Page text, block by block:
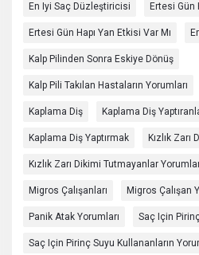
En Iyi Saç Düzleştiricisi Ertesi Gün
Ertesi Gün Hapı Yan Etkisi Var Mı
Kalp Pilinden Sonra Eskiye Dönüş
Kalp Pili Takılan Hastaların Yorumları
Kaplama Diş Kaplama Diş
Kaplama Diş Yaptırmak Kızlık
Kızlık Zarı Dikimi Tutmayanlar
Migros Çalışanları Migros Çalışan
Panik Atak Yorumları Saç Için
Saç Için Pirinç Suyu Kullananların